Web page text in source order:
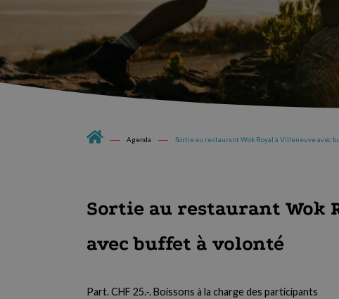
Agenda Sortie au restaurant Wok Royal à Villeneuve avec
Sortie au restaurant Wok
avec buffet à volonté
Part. CHF 25.-. Boissons à la charge des participants